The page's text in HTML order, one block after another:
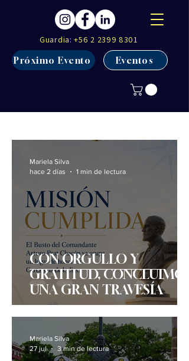
Guardia:+56 2 2399 8301
Próximo Evento
Eventos
CON ORGULLO Y
GRATITUD, CONCLUIMOS
UNA GRAN TRAVESÍA
Mariela Silva
hace 2 días
1 min de lectura
Mariela Silva
27 jul
3 min de lectura